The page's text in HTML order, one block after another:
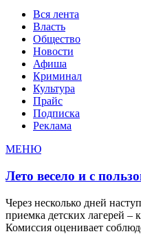
Вся лента
Власть
Общество
Новости
Афиша
Криминал
Культура
Прайс
Подписка
Реклама
МЕНЮ
Лето весело и с
Через несколько дней
приемка детских лагерей –
Комиссия оценивает